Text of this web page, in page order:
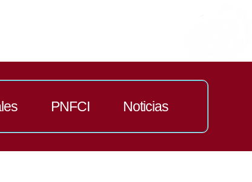
PNFCI Noticias